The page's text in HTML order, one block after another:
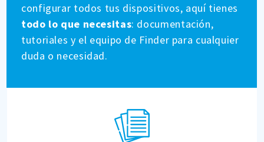
configurar todos tus dispositivos, aquí tienes
todo lo que necesitas: documentación,
tutoriales y el equipo de Finder para cualquier
duda o necesidad.